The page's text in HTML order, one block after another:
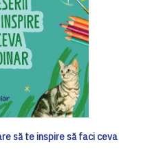
să te inspire să faci ceva